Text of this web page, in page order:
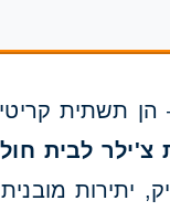
הן תשתית
צ'ילר לבית
יתירות